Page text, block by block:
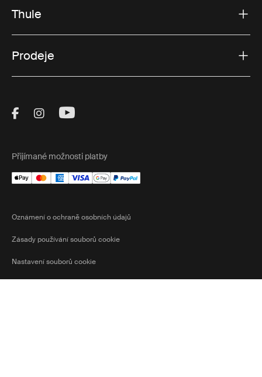
Thule
Prodeje
Visit Thule on Facebook (external link)
Visit Thule on Instagram (external link)
Visit Thule on Youtube (external
Přijímané možnosti platby
Oznámení o ochraně osobních údajů
Zásady používání souborů cookie
Nastavení souborů cookie